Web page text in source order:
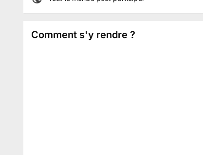
Comment s'y rendre ?